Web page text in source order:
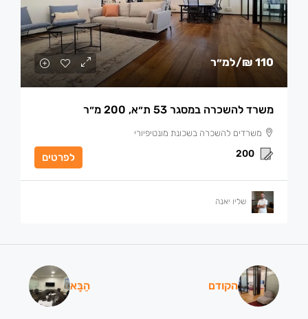
110 ₪ /למ״ר
משרד להשכרה במסגר 53 ת״א, 200 מ״ר
משרדים להשכרה בשכונת מונטיפיורי
200 לפרטים
שליו יאנה
הקודם הַבָּא